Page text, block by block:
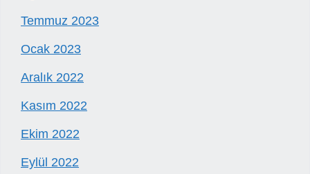
Temmuz 2023
Ocak 2023
Aralık 2022
Kasım 2022
Ekim 2022
Eylül 2022